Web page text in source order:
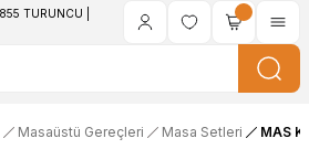
Masaüstü Gereçleri Masa Setleri MAS